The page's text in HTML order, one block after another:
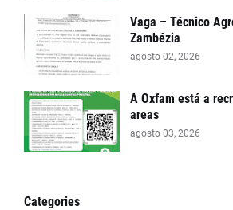
Vaga – Técnico
Zambézia
agosto 02, 2026
A Oxfam está a
areas
agosto 03, 2026
Categories